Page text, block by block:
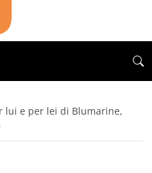
lui e per lei di Blumarine,